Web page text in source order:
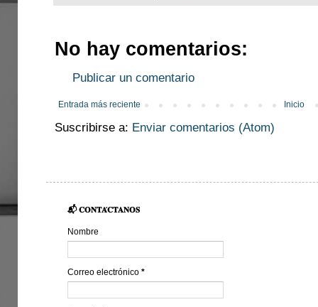
No hay comentarios:
Publicar un comentario
Entrada más reciente Inicio
Suscribirse a: Enviar comentarios (Atom)
📬 𝐂𝐎𝐍𝐓𝐀́𝐂𝐓𝐀𝐍𝐎𝐒
Nombre
Correo electrónico *